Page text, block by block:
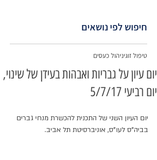
חיפוש לפי נושאים
טיפול זוגיניהול כעסים
יום עיון על גבריות ואבהות בעידן של שינוי,
יום רביעי 5/7/17
יום העיון השני של התכנית להכשרת מנחי גברים
בביה"ס לעו"ס, אוניברסיטת תל אביב.